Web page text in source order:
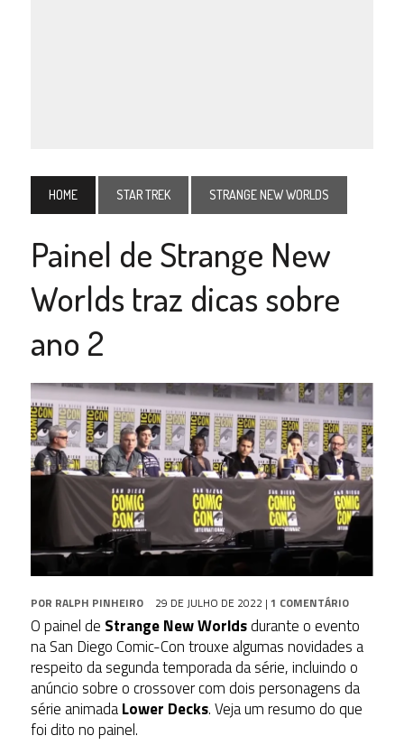
HOME STAR TREK STRANGE NEW WORLDS
Painel de Strange New
Worlds traz dicas sobre
ano 2
POR RALPH PINHEIRO 29 DE JULHO DE 2022 | 1 COMENTÁRIO
O painel de Strange New Worldsdurante o evento
na San Diego Comic-Con trouxe algumas novidades a
respeito da segunda temporada da série, incluindo o
anúncio sobre o crossover com dois personagens da
série animadaLower Decks. Veja um resumo do que
foi dito no painel.